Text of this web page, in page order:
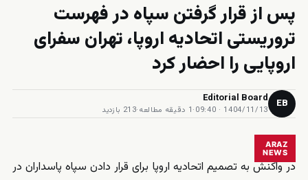
پس از قرار گرفتن سپاه در فهرست
تروريستى اتحاديه اروپا، تهران سفراى
اروپايى را احضار كرد
EB
Editorial Board
1404/11/13 · 09:40
·1 دقیقه مطالعه ·213 بازدید
ARAZ
NEWS
در واکنش به تصمیم اتحادیه اروپا برای قرار دادن سپاه پاسداران در